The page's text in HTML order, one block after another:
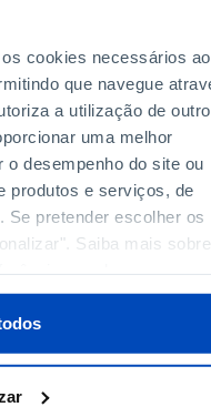
cookies necessários ao
que navegue
a utilização de outro
uma melhor
o desempenho do site ou
produtos e serviços, de
pretender escolher os
Saiba mais sobre
of the
for Statistical
the 2013 Version
2024, see the
.
and by sex in Municipalities